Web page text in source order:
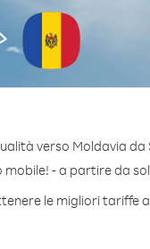
verso Moldavia da
- a partire da
le migliori tariffe